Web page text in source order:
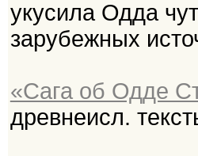
укусила Одда
зарубежных
«Сага об Одде
древнеисл.